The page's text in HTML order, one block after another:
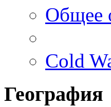
Общее
Cold
География